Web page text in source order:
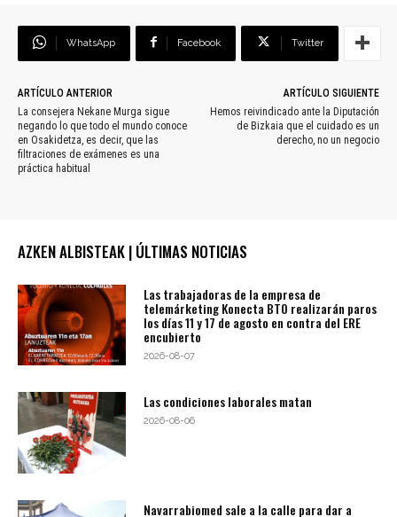
WhatsApp Facebook Twitter
ARTÍCULO ANTERIOR
La consejera Nekane Murga sigue
negando lo que todo el mundo conoce
en Osakidetza, es decir, que las
filtraciones de exámenes es una
práctica habitual
ARTÍCULO SIGUIENTE
Hemos reivindicado ante la Diputación
de Bizkaia que el cuidado es un
derecho, no un negocio
AZKEN ALBISTEAK | ÚLTIMAS NOTICIAS
Las trabajadoras de la empresa de
telemárketing Konecta BTO realizarán paros
los días 11 y 17 de agosto en contra del ERE
encubierto
2026-08-07
Las condiciones laborales matan
2026-08-06
Navarrabiomed sale a la calle para dar a